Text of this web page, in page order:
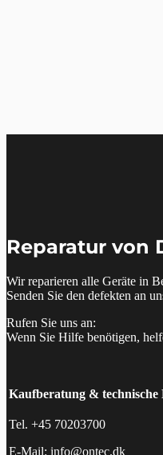
Reparatur von
Wir reparieren alle Geräte in
Senden Sie den defekten an
Rufen Sie uns an:
Wenn Sie Hilfe benötigen,
Kaufberatung & technische
Tel. +45 70203700
E-Mail: info@ontec.dk